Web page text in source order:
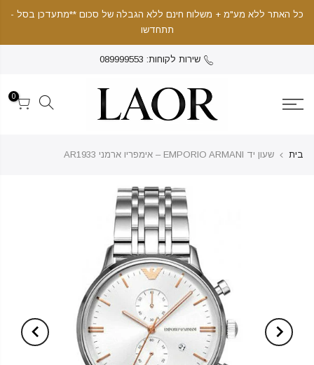
כל האתר ללא מע"מ + משלוח חינם ללא הגבלה של סכום **מתעדכן בסל -
תתחדשו
שירות לקוחות: 089999553
0
בית שעון יד EMPORIO ARMANI – אימפריו ארמני AR1933